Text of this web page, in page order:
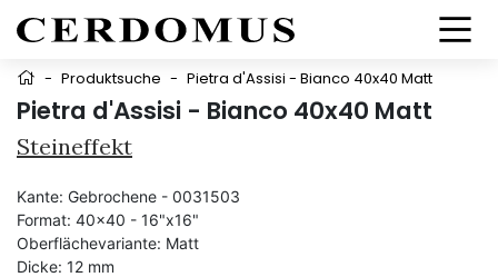
- Produktsuche - Pietra d'Assisi - Bianco 40x40 Matt
Pietra d'Assisi - Bianco 40x40 Matt
Steineffekt
Kante: Gebrochene - 0031503
Format: 40x40 - 16"x16"
Oberflächevariante: Matt
Dicke: 12 mm